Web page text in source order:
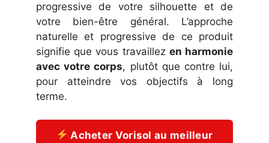
progressive de votre silhouette et de
votre bien-être général. L’approche
naturelle et progressive de ce produit
signifie que vous travaillez en harmonie
avec votre corps, plutôt que contre lui,
pour atteindre vos objectifs à long
terme.
Acheter Vorisol au meilleur